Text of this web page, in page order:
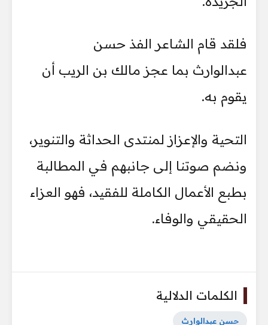
فلقد قام الشاعر الفذ حسن
عبدالوارث بما عجز مالك بن الريب أن
يقوم به.
التحية والإعزاز لمنتدى الحداثة والتنوير،
ونضم صوتنا إلى جانبهم في المطالبة
بطبع الأعمال الكاملة للفقيد، فهو العزاء
الحقيقي والوفاء.
الكلمات الدلالية
حسن عبدالوارث